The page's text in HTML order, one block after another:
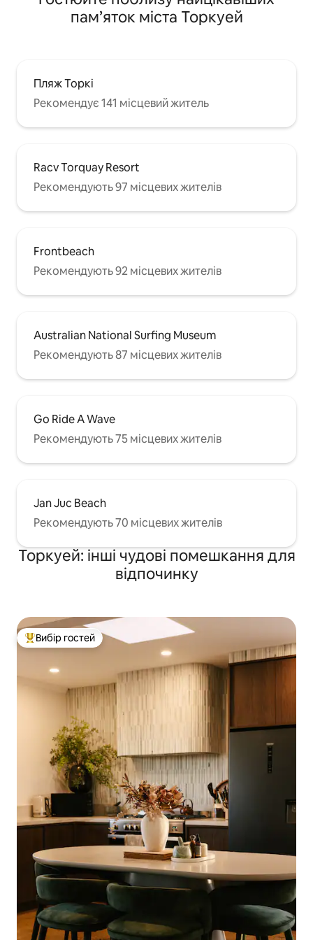
пам’яток міста Торкуей
Пляж Торкі
Рекомендує 141 місцевий житель
Racv Torquay Resort
Рекомендують 97 місцевих жителів
Frontbeach
Рекомендують 92 місцевих жителів
Australian National Surfing Museum
Рекомендують 87 місцевих жителів
Go Ride A Wave
Рекомендують 75 місцевих жителів
Jan Juc Beach
Рекомендують 70 місцевих жителів
Торкуей: інші чудові помешкання для
відпочинку
Топ вибір гостей
Вибір гостей